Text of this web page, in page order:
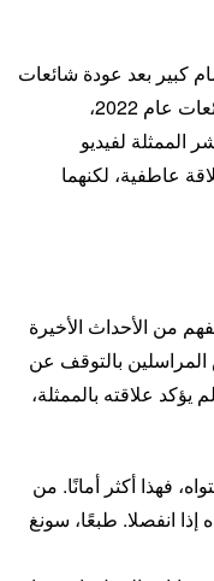
كبير بعد عودة شائعات
علاقته بالممثلة سونغ دا إيون. بدأت الشائعات عام 2022،
لفيديو
عاطفية، لكنهما
من الأحداث الأخيرة
بالتوقف عن
علاقته بالممثلة،
فهذا أكثر أمانًا. من
إذا انفصلا. طبعًا، سونغ